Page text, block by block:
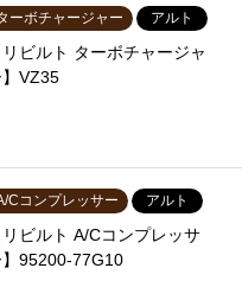
ーボチャージャー アルト
リビルト ターボチャージャ
】VZ35
Cコンプレッサー アルト
リビルト A/Cコンプレッサ
】95200-77G10